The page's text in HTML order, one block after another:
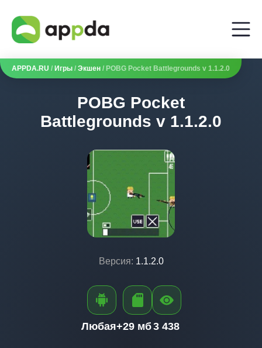
APPDA.RU / Игры / Экшен / POBG Pocket Battlegrounds v 1.1.2.0
POBG Pocket
Battlegrounds v 1.1.2.0
Версия: 1.1.2.0
Любая+29 мб3 438